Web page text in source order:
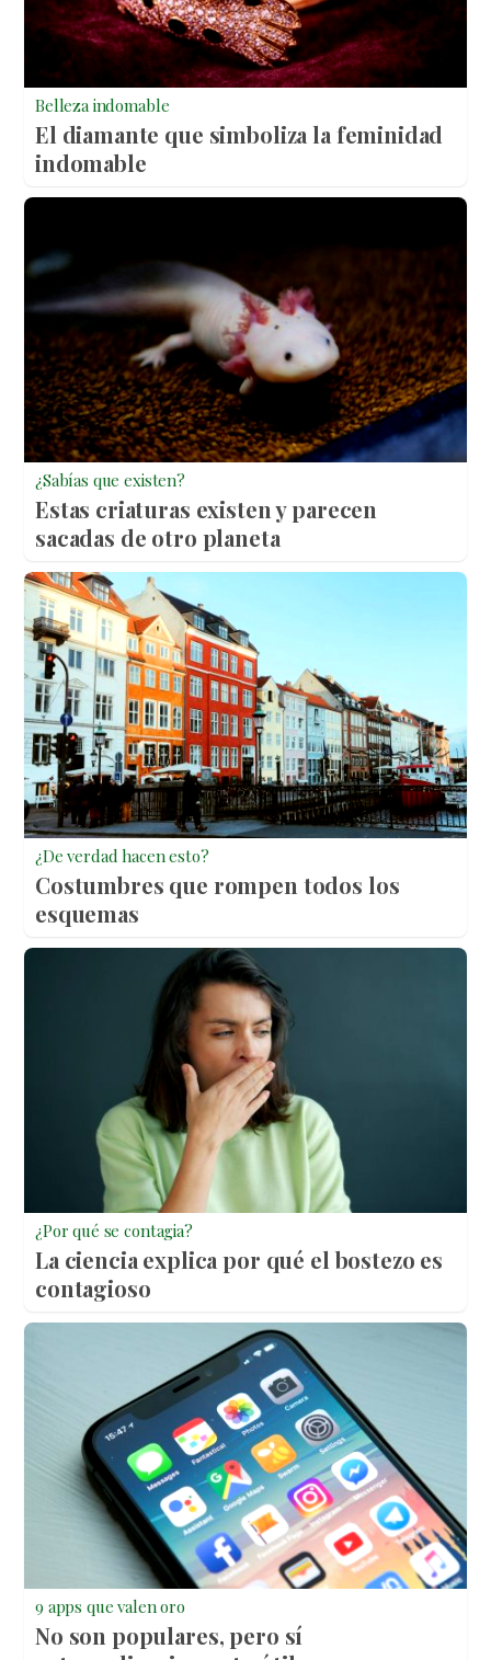
Belleza indomable
El diamante que simboliza la feminidad
indomable
¿Sabías que existen?
Estas criaturas existen y parecen
sacadas de otro planeta
¿De verdad hacen esto?
Costumbres que rompen todos los
esquemas
¿Por qué se contagia?
La ciencia explica por qué el bostezo es
contagioso
9 apps que valen oro
No son populares, pero sí